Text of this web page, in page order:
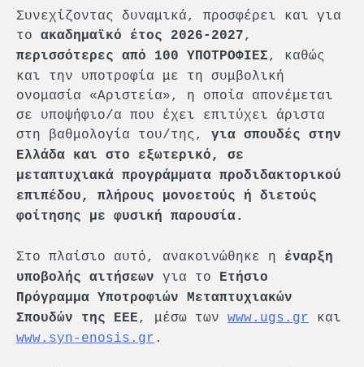
Συνεχίζοντας δυναμικά, προσφέρει και για
το ακαδημαϊκό έτος 2026-2027,
περισσότερες από
100 ΥΠΟΤΡΟΦΙΕΣ, καθώς
και την υποτροφία με τη συμβολική
ονομασία «Αριστεία», η οποία απονέμεται
σε υποψήφιο/α που έχει επιτύχει άριστα
στη βαθμολογία του/της,
για σπουδές στην
Ελλάδα και στο εξωτερικό, σε
μεταπτυχιακά προγράμματα προδιδακτορικού
επιπέδου, πλήρους μονοετούς ή διετούς
φοίτησης με φυσική παρουσία.
Στο πλαίσιο αυτό, ανακοινώθηκε η έναρξη
υποβολής αιτήσεων για το
Ετήσιο
Πρόγραμμα Υποτροφιών Μεταπτυχιακών
Σπουδών της ΕΕΕ , μέσω των www.ugs.gr και
www.syn-enosis.gr .